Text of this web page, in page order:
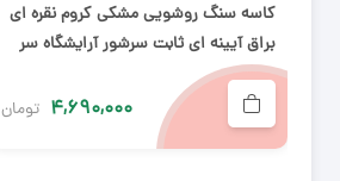
کاسه سنگ روشویی مشکی کروم نقره ای
براق آیینه ای ثابت سرشور آرایشگاه سر
شور آرایشگاهی
۴,۶۹۰,۰۰۰ تومان